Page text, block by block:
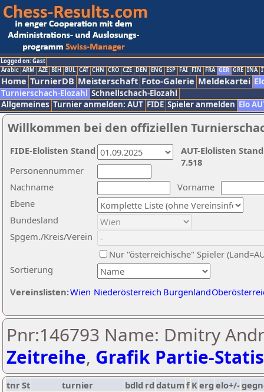
Logged on: Gast
Arabic ARM AZE BIH BUL CAT CHN CRO CZE DEN ENG ESP FAI FIN FRA GER GRE INA
Home TurnierDB Meisterschaft Foto-Galerie Meldekartei
Turnierschach-Elozahl Schnellschach-Elozahl
Allgemeines Turnier anmelden: AUT FIDE Spieler anmelden Elo
Willkommen bei den offiziellen
Nachname
Vorname
Ebene
Sortierung
Personennummer
Bundesland
Spgem./Kreis/Verein
Nur "österreichische" Spieler
Vereinslisten:Wien Niederösterreich Burgenland
AUT-Elolisten
7.518
FIDE-Elolisten Stand
Pnr:146793 Name: Dmitry
Zeitreihe, Grafik Partie-
tnrSt turnier bdld rd datumf Kerg elo+/-